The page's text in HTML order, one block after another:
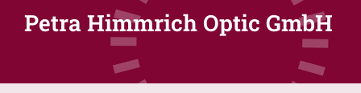
Petra Himmrich Optic GmbH